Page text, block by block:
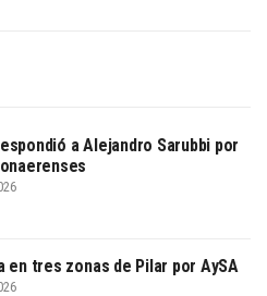
a Alejandro Sarubbi por
en tres zonas de Pilar por AySA